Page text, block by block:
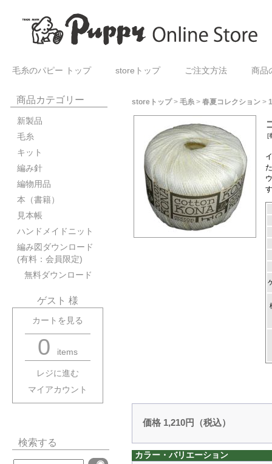
毛糸のパピー トップ storeトップ ご注文方法 商品
商品カテゴリー
新製品
毛糸
キット
編み針
編物用品
本（書籍）
見本帳
ハンドメイドニット
編み図ダウンロード
(有料：会員限定)
無料ダウンロード
ゲスト 様
カートを見る
0 items
レジに進む
マイアカウント
検索する
storeトップ> 毛糸 > 春夏コレクション >
[
価格 1,210円（税込）
カラー・バリエーション